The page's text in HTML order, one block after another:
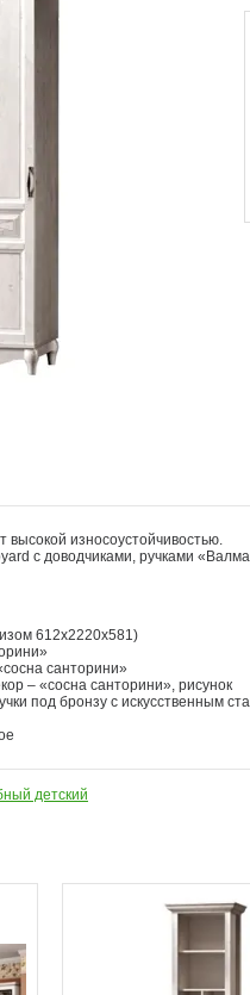
высокой износоустойчивостью.
с доводчиками, ручками
612х2220х581)
санторини»
– «сосна санторини», рисунок
под бронзу с искусственным
детский